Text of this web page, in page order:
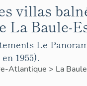
villas
La Baule-
Le
1955).
Atlantique > La